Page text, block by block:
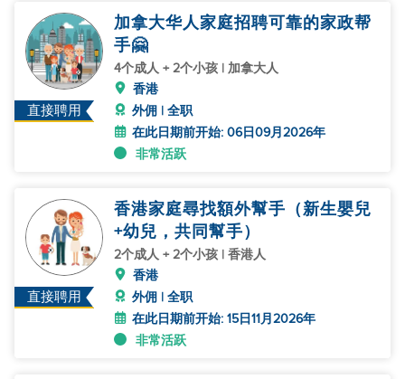
直接聘用
加拿大华人家庭招聘可靠的家政帮
手🤗
4个成人 + 2个小孩 | 加拿大人
香港
外佣 | 全职
在此日期前开始: 06日09月2026年
非常活跃
直接聘用
香港家庭尋找額外幫手（新生嬰兒
+幼兒，共同幫手）
2个成人 + 2个小孩 | 香港人
香港
外佣 | 全职
在此日期前开始: 15日11月2026年
非常活跃